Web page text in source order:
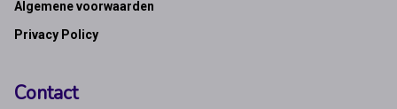
Footer
Algemene voorwaarden
Privacy Policy
Contact